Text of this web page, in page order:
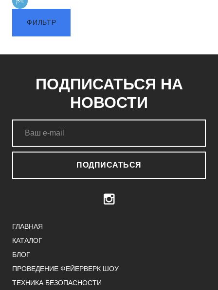
ФИЛЬТР
ПОДПИСАТЬСЯ НА
НОВОСТИ
ПОДПИСАТЬСЯ
ГЛАВНАЯ
КАТАЛОГ
БЛОГ
ПРОВЕДЕНИЕ ФЕЙЕРВЕРК ШОУ
ТЕХНИКА БЕЗОПАСНОСТИ